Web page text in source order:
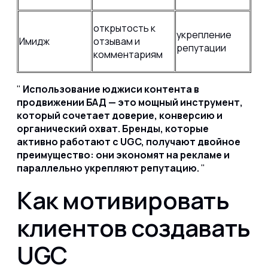
Имидж
открытость к
отзывам и
комментариям
укрепление
репутации
Использование юджиси контента в
продвижении БАД — это мощный инструмент,
который сочетает доверие, конверсию и
органический охват. Бренды, которые
активно работают с UGC, получают двойное
преимущество: они экономят на рекламе и
параллельно укрепляют репутацию.
Как мотивировать
клиентов создавать
UGC